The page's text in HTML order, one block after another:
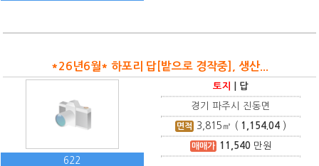
*26년6월* 하포리 답[밭으로 경작중], 생산...
622
토지 답
경기 파주시 진동면
면적 3,815 ㎡ ( 1,154.04 )
매매가 11,540만원